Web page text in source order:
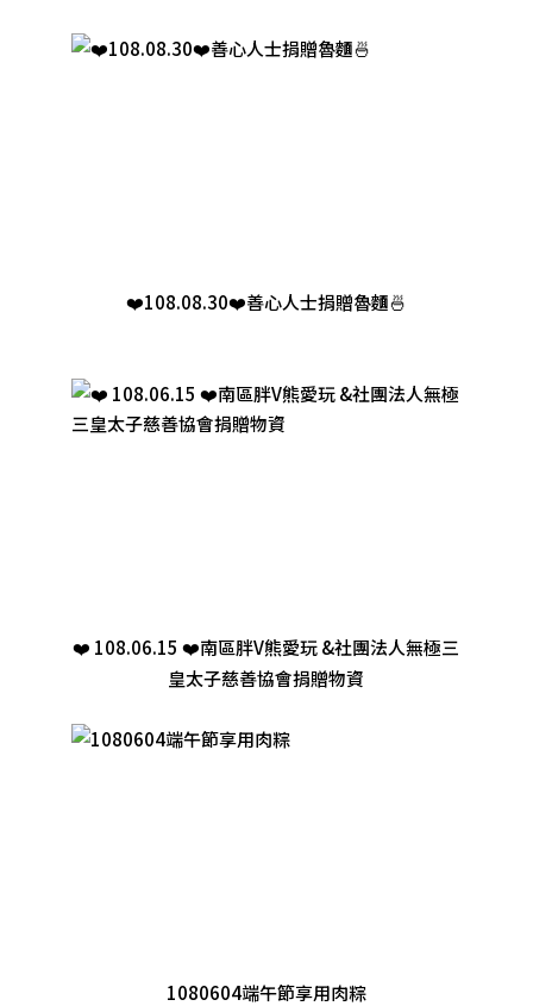
❤️108.08.30❤️善心人士捐贈魯麵🍜
❤️ 108.06.15 ❤️南區胖V熊愛玩 &社團法人無極三
皇太子慈善協會捐贈物資
1080604端午節享用肉粽